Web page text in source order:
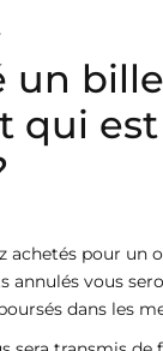
un
qui
achetés pour un
annulés vous
dans les